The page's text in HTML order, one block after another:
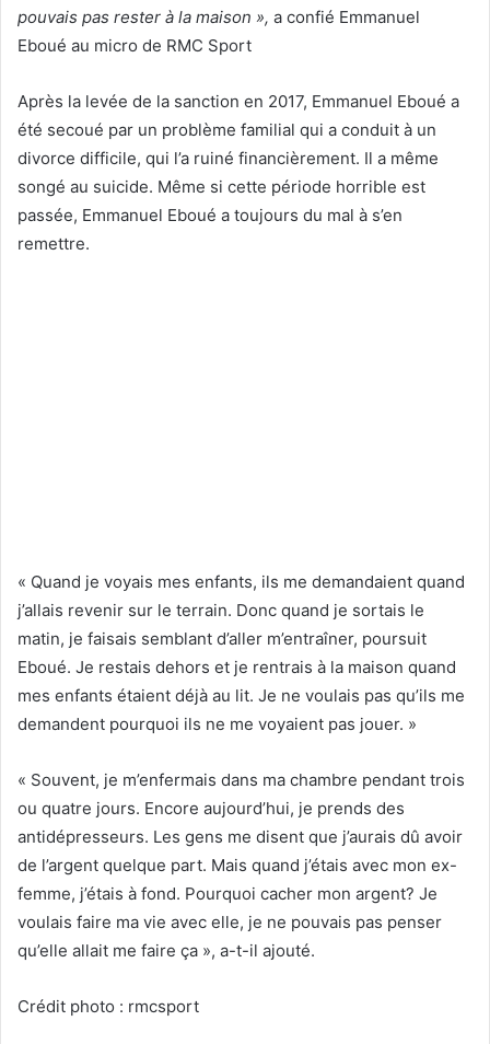
pouvais pas rester à la maison », a confié Emmanuel
Eboué au micro de RMC Sport
Après la levée de la sanction en 2017, Emmanuel Eboué a
été secoué par un problème familial qui a conduit à un
divorce difficile, qui l’a ruiné financièrement. Il a même
songé au suicide. Même si cette période horrible est
passée, Emmanuel Eboué a toujours du mal à s’en
remettre.
« Quand je voyais mes enfants, ils me demandaient quand
j’allais revenir sur le terrain. Donc quand je sortais le
matin, je faisais semblant d’aller m’entraîner, poursuit
Eboué. Je restais dehors et je rentrais à la maison quand
mes enfants étaient déjà au lit. Je ne voulais pas qu’ils me
demandent pourquoi ils ne me voyaient pas jouer. »
« Souvent, je m’enfermais dans ma chambre pendant trois
ou quatre jours. Encore aujourd’hui, je prends des
antidépresseurs. Les gens me disent que j’aurais dû avoir
de l’argent quelque part. Mais quand j’étais avec mon ex-
femme, j’étais à fond. Pourquoi cacher mon argent? Je
voulais faire ma vie avec elle, je ne pouvais pas penser
qu’elle allait me faire ça », a-t-il ajouté.
Crédit photo : rmcsport